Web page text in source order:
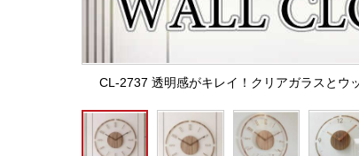
CL-2737 透明感がキレイ！クリアガラスとウ